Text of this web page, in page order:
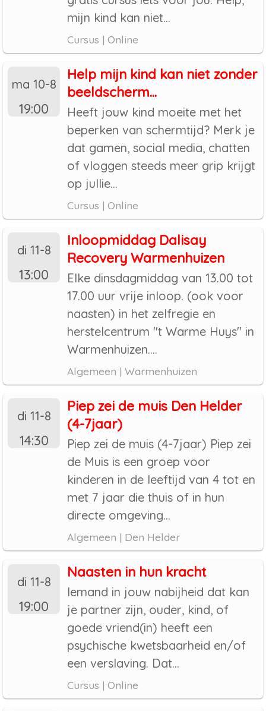
mijn kind kan niet...
Cursus | Online
ma 10-8
19:00
Help mijn kind kan niet zonder
beeldscherm...
Heeft jouw kind moeite met het
beperken van schermtijd? Merk je
dat gamen, social media, chatten
of vloggen steeds meer grip krijgt
op jullie...
Cursus | Online
di 11-8
13:00
Inloopmiddag Dalisay
Recovery Warmenhuizen
Elke dinsdagmiddag van 13.00 tot
17.00 uur vrije inloop. (ook voor
naasten) in het zelfregie en
herstelcentrum "t Warme Huys" in
Warmenhuizen....
Algemeen | Warmenhuizen
di 11-8
14:30
Piep zei de muis Den Helder
(4-7jaar)
Piep zei de muis (4-7jaar) Piep zei
de Muis is een groep voor
kinderen in de leeftijd van 4 tot en
met 7 jaar die thuis of in hun
directe omgeving...
Algemeen | Den Helder
di 11-8
19:00
Naasten in hun kracht
Iemand in jouw nabijheid dat kan
je partner zijn, ouder, kind, of
goede vriend(in) heeft een
psychische kwetsbaarheid en/of
een verslaving. Dat...
Cursus | Online